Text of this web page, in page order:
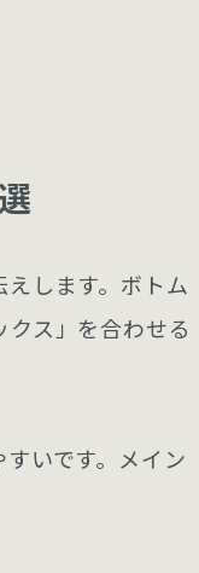
します。ボトム
ス」を合わせる
いです。メイン